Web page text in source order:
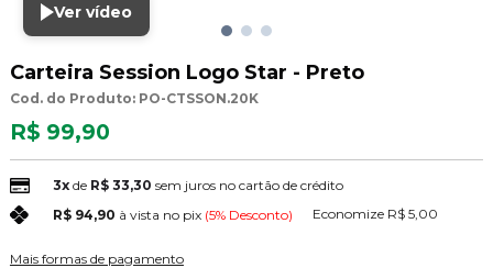
Ver vídeo
Carteira Session Logo Star - Preto
Cod. do Produto: PO-CTSSON.20K
R$ 99,90
3xde R$ 33,30 sem juros no cartão de crédito
R$ 94,90 à vista no pix (5% Desconto) Economize R$ 5,00
Mais formas de pagamento